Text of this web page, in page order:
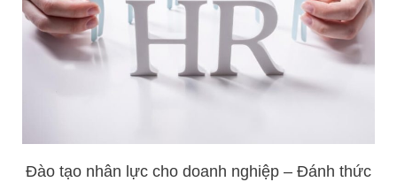
Đào tạo nhân lực cho doanh nghiệp – Đánh thức